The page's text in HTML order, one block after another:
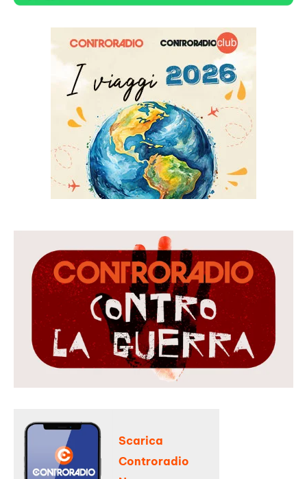
Scarica
Controradio